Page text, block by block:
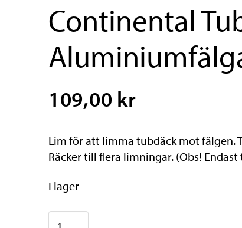
Continental
109,00 kr
Lim för att limma tubdäck mot fälgen.
Räcker till flera limningar. (Obs!
I lager
Continental